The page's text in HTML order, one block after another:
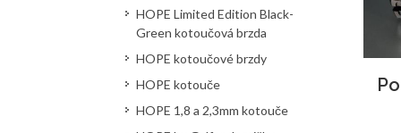
HOPE Limited Edition Black-
Green kotoučová brzda
HOPE kotoučové brzdy
HOPE kotouče
HOPE 1,8 a 2,3mm kotouče